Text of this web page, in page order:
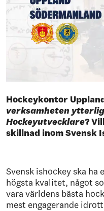
Hockeykontor
verksamheten
Hockeyutvecklare?
skillnad inom Svensk
Svensk ishockey ska ha
högsta kvalitet, något
vara världens bästa
mest engagerande